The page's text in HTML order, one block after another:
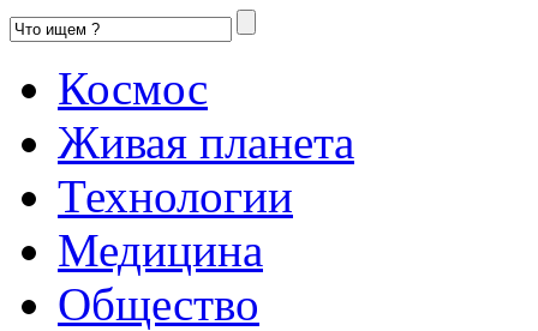
Космос
Живая планета
Технологии
Медицина
Общество